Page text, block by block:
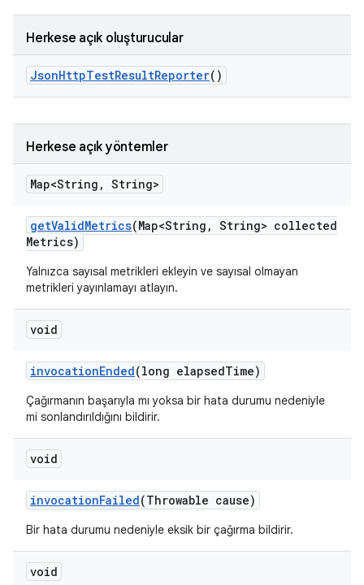
Herkese açık oluşturucular
JsonHttpTestResultReporter()
Herkese açık yöntemler
Map<String , String>
getValidMetrics(Map<String , String> collected
Metrics)
Yalnızca sayısal metrikleri ekleyin ve sayısal olmayan
metrikleri yayınlamayı atlayın.
void
invocationEnded(long elapsedTime)
Çağırmanın başarıyla mı yoksa bir hata durumu nedeniyle
mi sonlandırıldığını bildirir.
void
invocationFailed(Throwable cause)
Bir hata durumu nedeniyle eksik bir çağırma bildirir.
void